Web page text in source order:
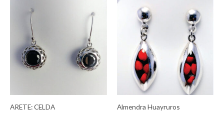
ARETE: CELDA Almendra Huayruros